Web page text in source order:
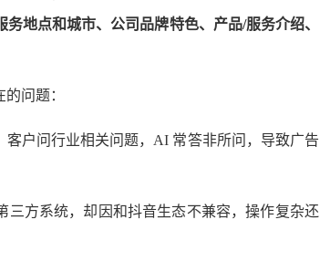
务地点和城市、公司品牌特色、产品/服务介绍、
问题：
客户问行业相关问题，AI 常答非所问，导致广告
三方系统，却因和抖音生态不兼容，操作复杂还